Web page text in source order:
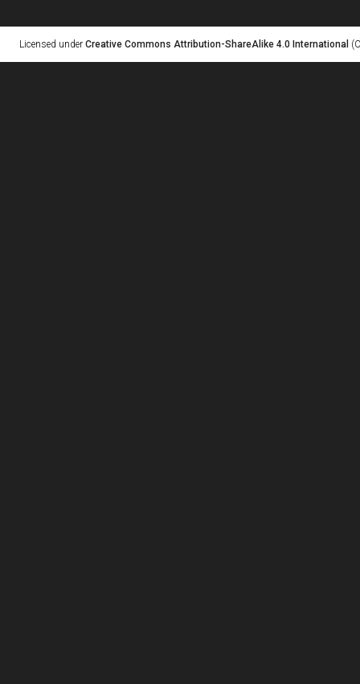
Licensed under Creative Commons Attribution-ShareAlike 4.0 International